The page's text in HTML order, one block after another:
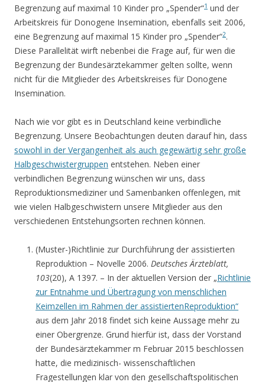
Begrenzung auf maximal 10 Kinder pro „Spender“1 und der
Arbeitskreis für Donogene Insemination, ebenfalls seit 2006,
eine Begrenzung auf maximal 15 Kinder pro „Spender“2.
Diese Parallelität wirft nebenbei die Frage auf, für wen die
Begrenzung der Bundesärztekammer gelten sollte, wenn
nicht für die Mitglieder des Arbeitskreises für Donogene
Insemination.
Nach wie vor gibt es in Deutschland keine verbindliche
Begrenzung. Unsere Beobachtungen deuten darauf hin, dass
sowohl in der Vergangenheit als auch gegewärtig sehr große
Halbgeschwistergruppen entstehen. Neben einer
verbindlichen Begrenzung wünschen wir uns, dass
Reproduktionsmediziner und Samenbanken offenlegen, mit
wie vielen Halbgeschwistern unsere Mitglieder aus den
verschiedenen Entstehungsorten rechnen können.
(Muster-)Richtlinie zur Durchführung der assistierten
Reproduktion – Novelle 2006. Deutsches Ärzteblatt,
103(20), A 1397. – In der aktuellen Version der „Richtlinie
zur Entnahme und Übertragung von menschlichen
Keimzellen im Rahmen der assistiertenReproduktion“
aus dem Jahr 2018 findet sich keine Aussage mehr zu
einer Obergrenze. Grund hierfür ist, dass der Vorstand
der Bundesärztekammer m Februar 2015 beschlossen
hatte, die medizinisch- wissenschaftlichen
Fragestellungen klar von den gesellschaftspolitischen